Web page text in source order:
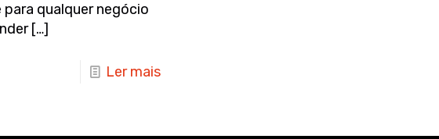
qualquer negócio
[…]
Ler mais